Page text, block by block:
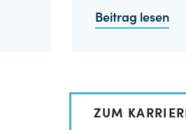
meistern – so
Beitrag lesen
ZUM